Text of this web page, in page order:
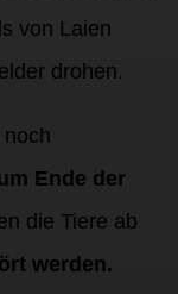
von Laien
drohen.
Ende der
die Tiere ab
werden.